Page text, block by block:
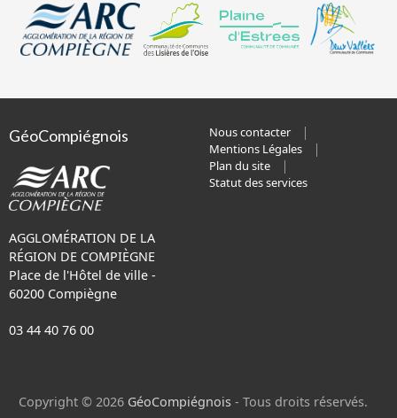
GéoCompiégnois
AGGLOMÉRATION DE LA
RÉGION DE COMPIÈGNE
Place de l'Hôtel de ville -
60200 Compiègne
03 44 40 76 00
Nous contacter
Mentions Légales
Plan du site
Statut des services
Copyright © 2026 GéoCompiégnois - Tous droits réservés.